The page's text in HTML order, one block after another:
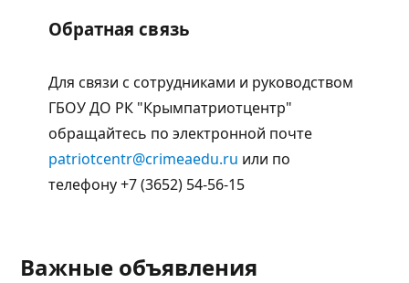
Обратная связь
Для связи с сотрудниками и руководством
ГБОУ ДО РК "Крымпатриотцентр"
обращайтесь по электронной почте
patriotcentr@crimeaedu.ru или по
телефону +7 (3652) 54-56-15
Важные объявления